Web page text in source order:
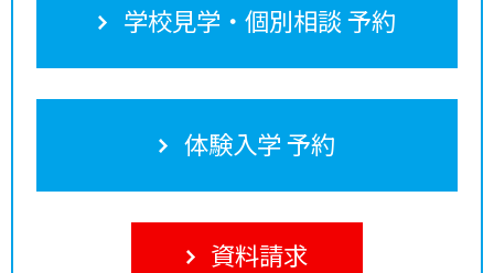
学校見学・個別相談 予約
体験入学 予約
資料請求